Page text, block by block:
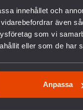
innehållet och
även
som vi
eller som de har
Anpassa
protesterar och
att göra det
Och om
brott de gjort i det
myndigheter
eftersom
det inte